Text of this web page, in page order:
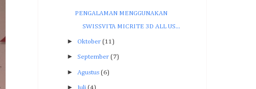
PENGALAMAN MENGGUNAKAN
SWISSVITA MICRITE 3D ALL US...
► Oktober (11)
► September (7)
► Agustus (6)
► Juli (4)